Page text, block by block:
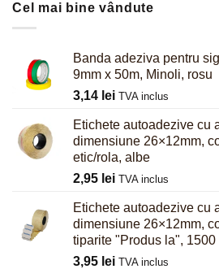
Cel mai bine vândute
Banda adeziva pentru
9mm x 50m, Minoli, rosu
3,14 lei TVA inclus
Etichete autoadezive cu
dimensiune 26×12mm,
etic/rola, albe
2,95 lei TVA inclus
Etichete autoadezive cu
dimensiune 26×12mm,
tiparite "Produs la",
3,95 lei TVA inclus